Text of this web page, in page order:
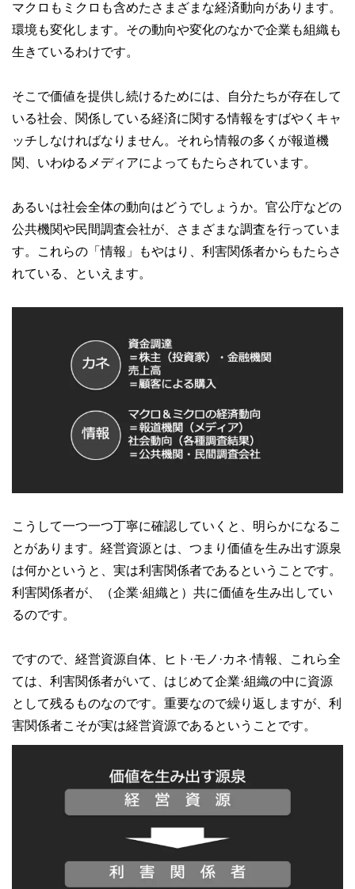
マクロもミクロも含めたさまざまな経済動向があります。
環境も変化します。その動向や変化のなかで企業も組織も
生きているわけです。
そこで価値を提供し続けるためには、自分たちが存在して
いる社会、関係している経済に関する情報をすばやくキャ
ッチしなければなりません。それら情報の多くが報道機
関、いわゆるメディアによってもたらされています。
あるいは社会全体の動向はどうでしょうか。官公庁などの
公共機関や民間調査会社が、さまざまな調査を行っていま
す。これらの「情報」もやはり、利害関係者からもたらさ
れている、といえます。
こうして一つ一つ丁寧に確認していくと、明らかになるこ
とがあります。経営資源とは、つまり価値を生み出す源泉
は何かというと、実は利害関係者であるということです。
利害関係者が、（企業·組織と）共に価値を生み出してい
るのです。
ですので、経営資源自体、ヒト·モノ·カネ·情報、これら全
ては、利害関係者がいて、はじめて企業·組織の中に資源
として残るものなのです。重要なので繰り返しますが、利
害関係者こそが実は経営資源であるということです。